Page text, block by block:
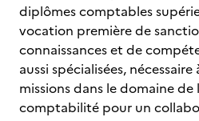
diplômes comptables
vocation première de
connaissances et de
aussi spécialisées,
missions dans le domaine
comptabilité pour un